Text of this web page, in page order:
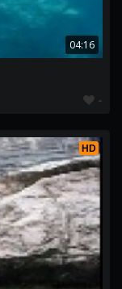
04:16
-
HD